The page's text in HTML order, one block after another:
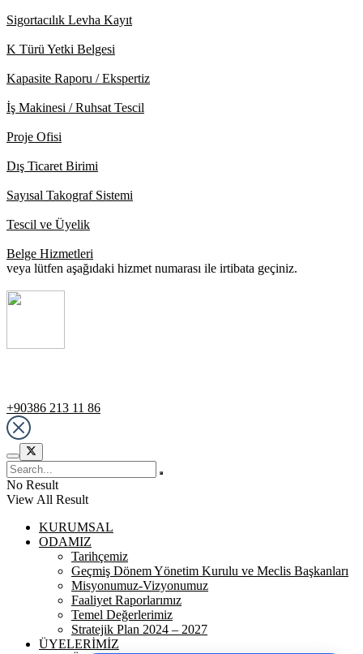
Sigortacılık Levha Kayıt
K Türü Yetki Belgesi
Kapasite Raporu / Ekspertiz
İş Makinesi / Ruhsat Tescil
Proje Ofisi
Dış Ticaret Birimi
Sayısal Takograf Sistemi
Tescil ve Üyelik
Belge Hizmetleri
veya lütfen aşağıdaki hizmet numarası ile irtibata geçiniz.
+90386 213 11 86
No Result
View All Result
KURUMSAL
ODAMIZ
Tarihçemiz
Geçmiş Dönem Yönetim Kurulu ve Meclis Başkanları
Misyonumuz-Vizyonumuz
Faaliyet Raporlarımız
Temel Değerlerimiz
Stratejik Plan 2024 – 2027
ÜYELERİMİZ